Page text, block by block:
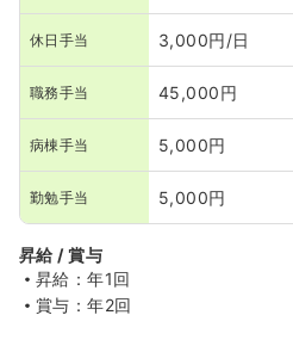
休日手当 3,000円/日
職務手当 45,000円
病棟手当 5,000円
勤勉手当 5,000円
昇給 / 賞与
昇給：年1回
賞与：年2回